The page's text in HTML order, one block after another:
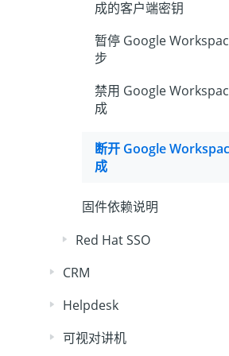
成的客户端密钥
暂停 Google
步
禁用 Google
成
断开 Google
成
固件依赖说明
Red Hat SSO
CRM
Helpdesk
可视对讲机